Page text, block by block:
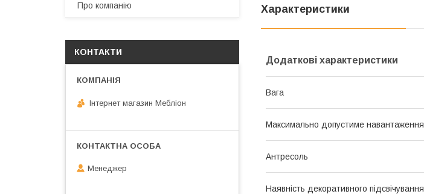
Характеристики
Додаткові характеристики
Вага
Максимально допустиме навантаження
Антресоль
Наявність декоративного підсвічування
Про компанію
КОНТАКТИ
Інтернет магазин Мебліон
Менеджер